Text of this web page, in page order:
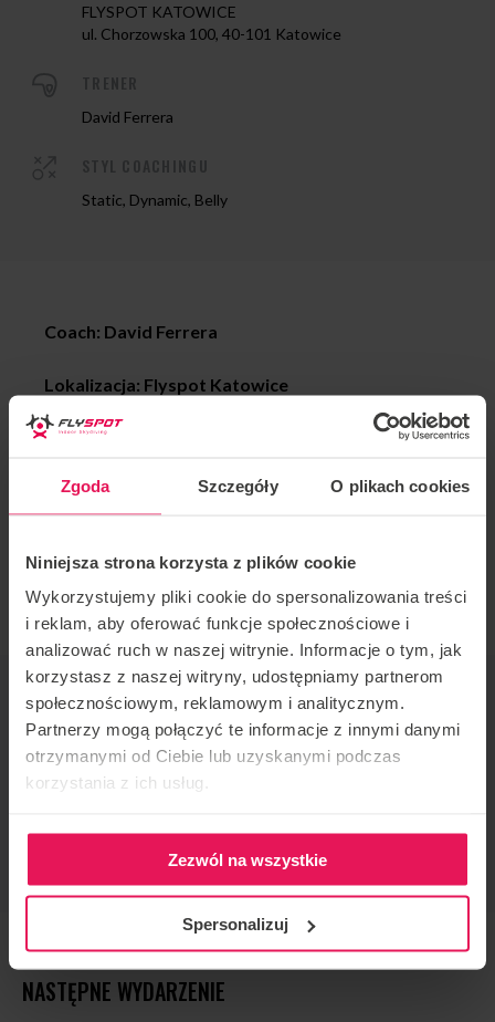
Zgoda Szczegóły O plikach cookies
Niniejsza strona korzysta z plików cookie
Wykorzystujemy pliki cookie do spersonalizowania treści
i reklam, aby oferować funkcje społecznościowe i
analizować ruch w naszej witrynie. Informacje o tym, jak
korzystasz z naszej witryny, udostępniamy partnerom
społecznościowym, reklamowym i analitycznym.
Partnerzy mogą połączyć te informacje z innymi danymi
otrzymanymi od Ciebie lub uzyskanymi podczas
korzystania z ich usług.
Zezwól na wszystkie
Spersonalizuj
FLYSPOT KATOWICE
ul. Chorzowska 100, 40-101 Katowice
David Ferrera
Static, Dynamic, Belly
Coach: David Ferrera
Lokalizacja: Flyspot Katowice
Data: 30.09 – 04.10.2024
Zapraszamy Proflyerów na każdym etapie
zaawansowania. Jeśli chcesz dołączyć do tego campu
lub masz jakieś pytania, skontaktuj się z nami:
ORGANIZATOR IMPREZY
KONTAKT W SPRAWIE IMPREZY
camps@flyspot.com
POLEĆ TO WYDARZENIE
NASTĘPNE WYDARZENIE